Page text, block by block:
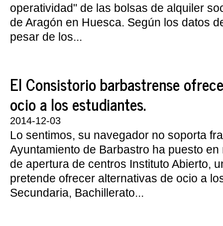
operatividad" de las bolsas de alquiler
de Aragón en Huesca. Según los datos
pesar de los...
El Consistorio barbastrense
ocio a los estudiantes.
2014-12-03
Lo sentimos, su navegador no soporta
Ayuntamiento de Barbastro ha puesto
de apertura de centros Instituto Abierto,
pretende ofrecer alternativas de ocio a
Secundaria, Bachillerato...